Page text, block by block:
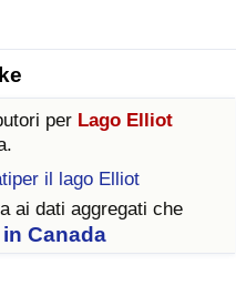
per Lago Elliot
il lago Elliot
ai dati aggregati che
Canada
Nazione
Nazione
Paese